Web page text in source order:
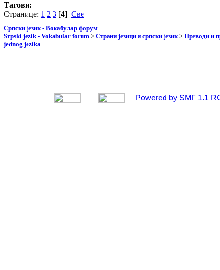
Тагови:
Странице: 1 2 3 [4] Све
Српски језик - Вокабулар форум
Srpski jezik - Vokabular forum > Страни језици и српски језик> Преводи и
jednog jezika
Powered by SMF 1.1